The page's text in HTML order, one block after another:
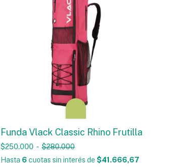
Funda Vlack Classic Rhino Frutilla
$250.000 - $280.000
Hasta 6 cuotas sin interés de $41.666,67